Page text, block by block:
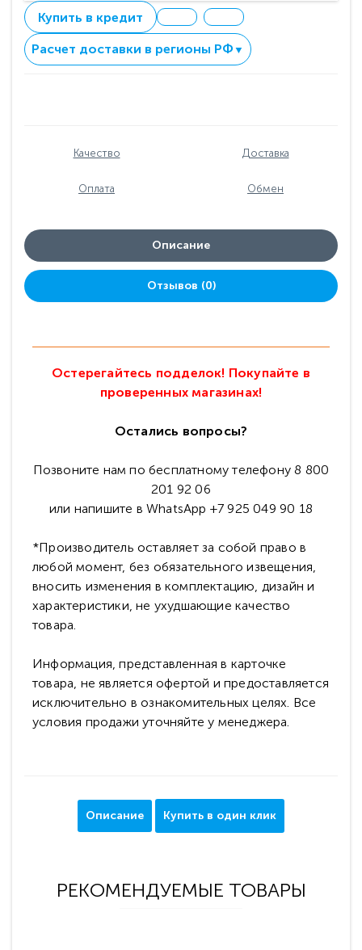
Купить в кредит
Расчет доставки в регионы РФ ▼
Качество Доставка
Оплата Обмен
Описание
Отзывов (0)
Остерегайтесь подделок! Покупайте в
проверенных магазинах!
Остались вопросы?
Позвоните нам по бесплатному телефону 8 800
201 92 06
или напишите в WhatsApp +7 925 049 90 18
*Производитель оставляет за собой право в
любой момент, без обязательного извещения,
вносить изменения в комплектацию, дизайн и
характеристики, не ухудшающие качество
товара.
Информация, представленная в карточке
товара, не является офертой и предоставляется
исключительно в ознакомительных целях. Все
условия продажи уточняйте у менеджера.
Описание Купить в один клик
РЕКОМЕНДУЕМЫЕ ТОВАРЫ